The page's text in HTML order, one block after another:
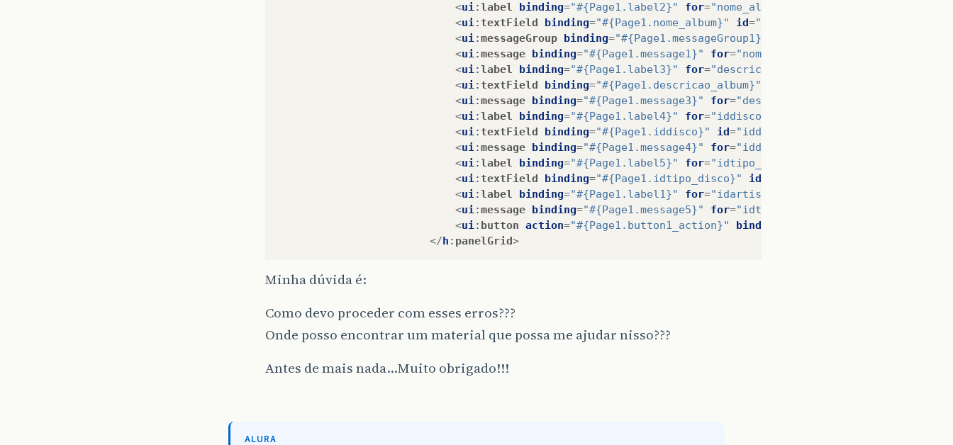
"Não foi possível adicionar" ,
);
"Não foi possível adicionar: " +e . getMessage());
<ui :label binding="#{Page1.label2}" for="nome_album"
<ui :textField binding="#{Page1.nome_album}" id="nome_album"
<ui :messageGroup binding="#{Page1.messageGroup1}"
<ui :message binding="#{Page1.message1}" for="nome_album"
<ui :label binding="#{Page1.label3}" for="descricao_album"
<ui :textField binding="#{Page1.descricao_album}"
<ui :message binding="#{Page1.message3}" for="descricao_album"
<ui :label binding="#{Page1.label4}" for="iddisco"
<ui :textField binding="#{Page1.iddisco}" id="iddisco"
<ui :message binding="#{Page1.message4}" for="iddisco"
<ui :label binding="#{Page1.label5}" for="idtipo_disco"
<ui :textField binding="#{Page1.idtipo_disco}" id
<ui :label binding="#{Page1.label1}" for="idartista"
<ui :message binding="#{Page1.message5}" for="idtipo_disco"
<ui : button action="#{Page1.button1_action}" binding
</h : panelGrid>
Minha dúvida é:
Como devo proceder com esses erros???
Onde posso encontrar um material que possa me ajudar nisso???
Antes de mais nada…Muito obrigado!!!
ALURA